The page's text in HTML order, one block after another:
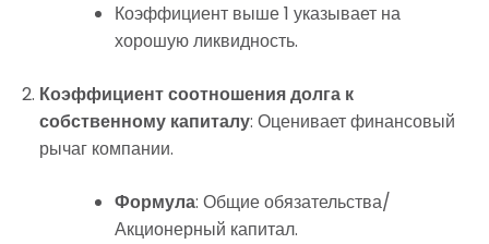
Коэффициент выше 1 указывает на
хорошую ликвидность.
Коэффициент соотношения долга к
собственному капиталу: Оценивает финансовый
рычаг компании.
Формула: Общие обязательства/
Акционерный капитал.